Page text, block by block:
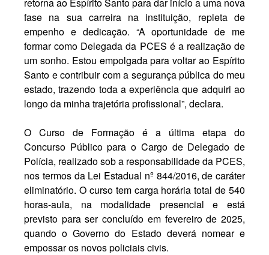
fase na sua carreira na instituição, repleta de
empenho e dedicação. “A oportunidade de me
formar como Delegada da PCES é a realização de
um sonho. Estou empolgada para voltar ao Espírito
Santo e contribuir com a segurança pública do meu
estado, trazendo toda a experiência que adquiri ao
longo da minha trajetória profissional”, declara.
O Curso de Formação é a última etapa do
Concurso Público para o Cargo de Delegado de
Polícia, realizado sob a responsabilidade da PCES,
nos termos da Lei Estadual nº 844/2016, de caráter
eliminatório. O curso tem carga horária total de 540
horas-aula, na modalidade presencial e está
previsto para ser concluído em fevereiro de 2025,
quando o Governo do Estado deverá nomear e
empossar os novos policiais civis.